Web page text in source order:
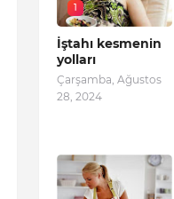
1
İştahı kesmenin
yolları
Çarşamba, Ağustos
28, 2024